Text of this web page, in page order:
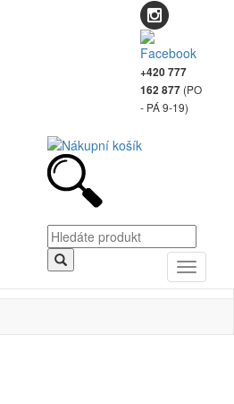
+420 777
162 877 (PO
- PÁ 9-19)
Toggle